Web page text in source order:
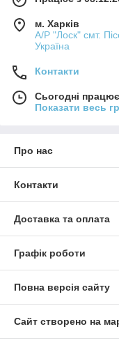
м. Харків
А/Р "Лоск" смт.
Україна
Контакти
Сьогодні
Показати весь
Про нас
Контакти
Доставка та оплата
Графік роботи
Повна версія сайту
Сайт створено на